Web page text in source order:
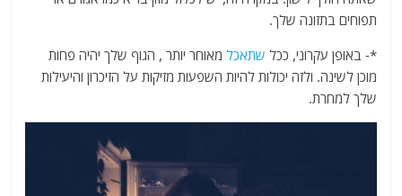
תפוחים בתזונה שלך.
*- באופן עקרוני, ככל שתאכל מאוחר יותר , הגוף שלך יהיה פחות
מוכן לשינה. ולזה יכולות להיות השפעות מזיקות על הזיכרון והיעילות
שלך למחרת.